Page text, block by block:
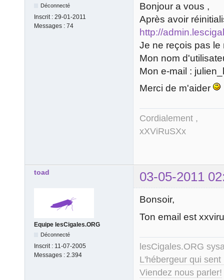
Déconnecté
Inscrit : 29-01-2011
Messages : 74
Bonjour a vous ,
Après avoir
http://
Je ne reçois pas le
Mon nom
Mon e-mail :
Merci de m'aider
Cordialement ,
xXViRuSXx
toad 03-05-2011
Equipe lesCigales.ORG
Déconnecté
Inscrit : 11-07-2005
Messages : 2.394
Bonsoir,
Ton email est
lesCigales.ORG
L'hébergeur qui
Viendez nous parler!